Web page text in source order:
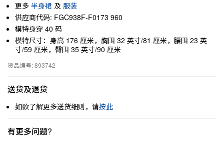
更多 半身裙 及 服装
供应商代码: FGC938F-F0173 960
模特身穿 40 码
模特尺寸：身高 176 厘米，胸围 32 英寸/81 厘米，腰围 23 英
寸/59 厘米，臀围 35 英寸/90 厘米
货品编号: 893742
送货及退货
如欲了解更多送货细则，请按此
有更多问题?